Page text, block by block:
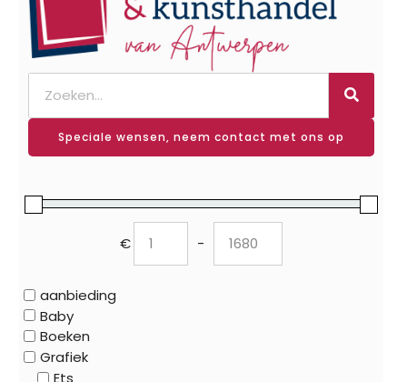
Speciale wensen, neem contact met ons op
€ Minimum Price
- Maximum Price
aanbieding
Baby
Boeken
Grafiek
Ets